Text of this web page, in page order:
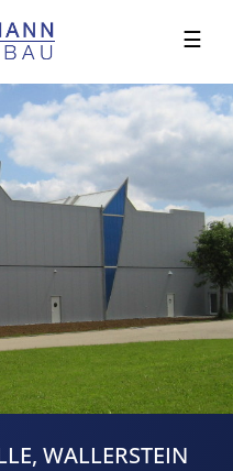
☰
WALLERSTEIN